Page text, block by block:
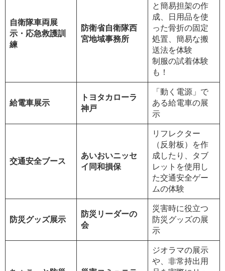
自衛隊車両展
示・応急救護訓
練
防衛省自衛隊西
宮地域事務所
と簡易担架の作
成、日用品を使
った骨折の固定
処置、簡易な搬
送法を体験
制服の試着体験
も！
給電車展示
トヨタカローラ
神戸
「動く電源」で
ある給電車の展
示
交通安全ブース
あいおいニッセ
イ同和損保
リフレクター
（反射板）を作
成したり、タブ
レットを使用し
た交通安全ゲー
ムの体験
防災グッズ展示
防災リーダーの
会
災害時に役立つ
防災グッズの展
示
ジオラマの展示
や、非常持出用